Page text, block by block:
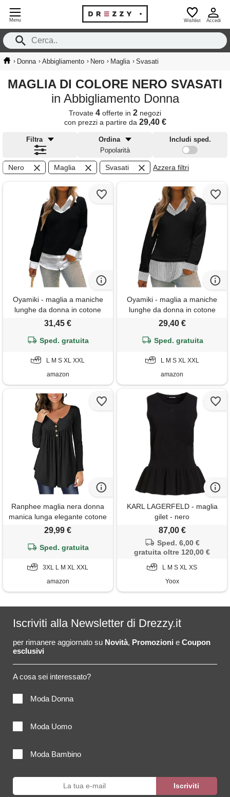
Menu Wishlist Accedi
› Donna › Abbigliamento › Nero › Maglia › Svasati
MAGLIA DI COLORE NERO SVASATI
in Abbigliamento Donna
Trovate 4 offerte in 2 negozi
con prezzi a partire da 29,40 €
Filtra
Ordina
Popolarità
Includi sped.
Nero Maglia Svasati Azzera filtri
Oyamiki - maglia a maniche
lunghe da donna in cotone
con colletto a camicia, a
v, t-shirt casual, elegante,
per autunno e inverno, nero
31,45 €
Sped. gratuita
L M S XL XXL
amazon
Oyamiki - maglia a maniche
lunghe da donna in cotone
con colletto a camicia, a
v, t-shirt casual, elegante,
per autunno e inverno, s
29,40 €
Sped. gratuita
L M S XL XXL
amazon
Ranphee maglia nera donna
manica lunga elegante cotone
tunica t shirt autunnali
29,99 €
Sped. gratuita
3XL L M XL XXL
amazon
KARL LAGERFELD - maglia
gilet - nero
87,00 €
Sped. 6,00 €
gratuita oltre 120,00 €
L M S XL XS
Yoox
Iscriviti alla Newsletter di Drezzy.it
per rimanere aggiornato su Novità, Promozioni e Coupon
esclusivi
A cosa sei interessato?
Moda Donna
Moda Uomo
Moda Bambino